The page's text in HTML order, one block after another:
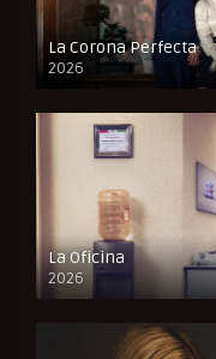
La Corona Perfecta
2026
La Oficina
2026